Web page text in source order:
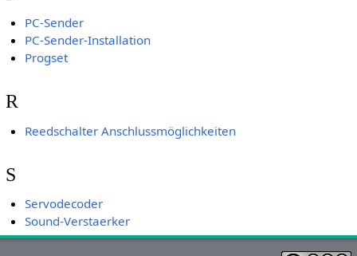
PC-Sender
PC-Sender-Installation
Progset
R
Reedschalter Anschlussmöglichkeiten
S
Servodecoder
Sound-Verstaerker